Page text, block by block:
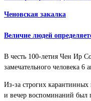
Ченовская закалка
Величие людей
В честь 100-летия Чен Ир
замечательного человека 6
Из-за строгих
и вечер воспоминаний был